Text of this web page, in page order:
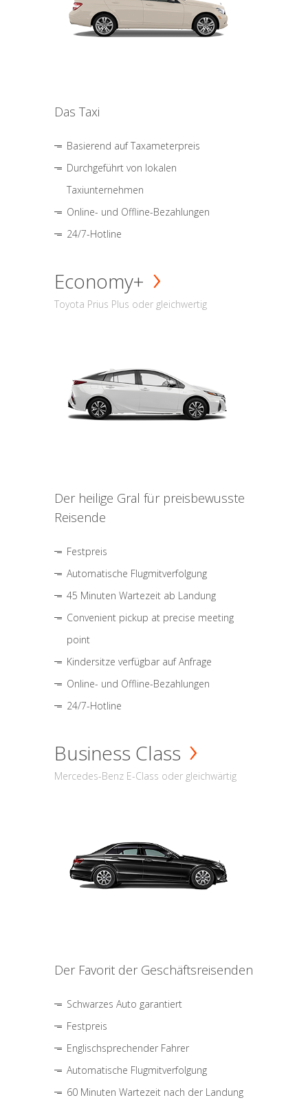
Das Taxi
Basierend auf Taxameterpreis
Durchgeführt von lokalen
Taxiunternehmen
Online- und Offline-Bezahlungen
24/7-Hotline
Economy+
Toyota Prius Plus oder gleichwertig
Der heilige Gral für preisbewusste
Reisende
Festpreis
Automatische Flugmitverfolgung
45 Minuten Wartezeit ab Landung
Convenient pickup at precise meeting
point
Kindersitze verfügbar auf Anfrage
Online- und Offline-Bezahlungen
24/7-Hotline
Business Class
Mercedes-Benz E-Class oder gleichwärtig
Der Favorit der Geschäftsreisenden
Schwarzes Auto garantiert
Festpreis
Englischsprechender Fahrer
Automatische Flugmitverfolgung
60 Minuten Wartezeit nach der Landung